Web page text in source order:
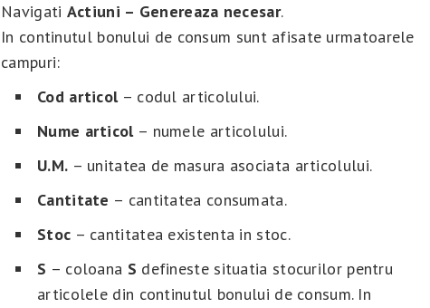
Navigati Actiuni – Genereaza necesar.
In continutul bonului de consum sunt afisate urmatoarele
campuri:
Cod articol– codul articolului.
Nume articol– numele articolului.
U.M. – unitatea de masura asociata articolului.
Cantitate – cantitatea consumata.
Stoc – cantitatea existenta in stoc.
S – coloana S defineste situatia stocurilor pentru
articolele din continutul bonului de consum. In